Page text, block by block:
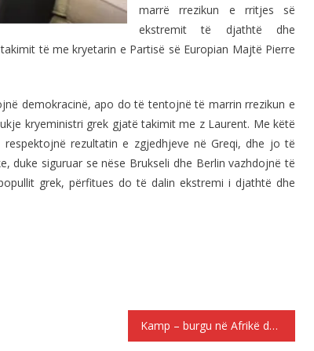
marrë rrezikun e rritjes së
ekstremit të djathtë dhe
të me kryetarin e Partisë së Europian Majtë Pierre
demokracinë, apo do të tentojnë të marrin rrezikun e
kryeministri grek gjatë takimit me z Laurent. Me këtë
rezultatin e zgjedhjeve në Greqi, dhe jo të
duke siguruar se nëse Brukseli dhe Berlin vazhdojnë të
grek, përfitues do të dalin ekstremi i djathtë dhe
Kamp – burgu në Afrikë dhe Lindjen e Mesme për emigrantët